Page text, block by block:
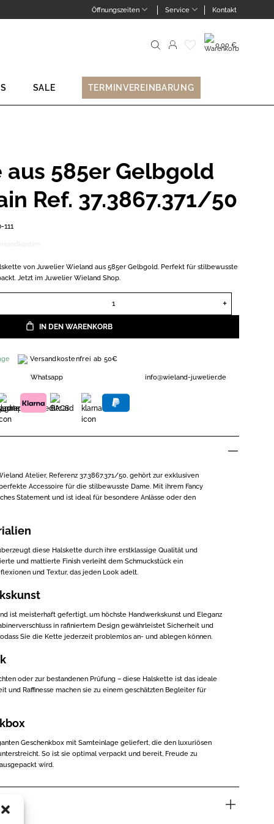
Öffnungszeiten Service Kontakt
Suche
0,00€
SALE TERMINVEREINBARUNG
585er Gelbgold
Ref. 37.3867.371/50
111
von Juwelier Wieland aus 585er Gelbgold. Perfekt für stilbewusste
Jetzt im Juwelier Wieland Shop.
Halskette aus 585er Gelbgold Fancy Chain Ref. 37.3867.371/50
IN DEN WARENKORB
Versandkostenfrei ab 50€
Whatsapp info@wieland-juwelier.de
Atelier, Referenz 37.3867.371/50, gehört zur exklusiven
Accessoire für die stilbewusste Dame. Mit ihrem Fancy
Statement und ist ideal für besondere Anlässe oder den
diese Halskette durch ihre erstklassige Qualität und
und mattierte Finish verleiht dem Schmuckstück ein
und Textur, das jeden Look adelt.
ist meisterhaft gefertigt, um höchste Handwerkskunst und Eleganz
in rafiniertem Design gewährleistet Sicherheit und
Sie die Kette jederzeit problemlos an- und ablegen können.
oder zur bestandenen Prüfung – diese Halskette ist das ideale
und Raffinesse machen sie zu einem geschätzten Begleiter für
Geschenkbox mit Samteinlage geliefert, die den luxuriösen
So ist sie optimal verpackt und bereit, Freude zu
wird.